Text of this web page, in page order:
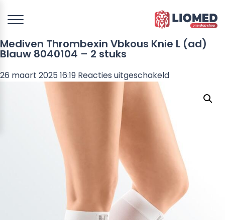
Mediven Thrombexin Vbkous Knie L (ad)
Blauw 8040104 – 2 stuks
26 maart 2025 16:19 Reacties uitgeschakeldvoor
Thrombexin
Vbkous
Knie
(ad)
Blauw
8040104
2
stuks